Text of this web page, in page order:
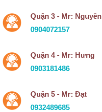
Quận 3 - Mr: Nguyên
0904072157
Quận 4 - Mr: Hưng
0903181486
Quận 5 - Mr: Đạt
0932489685